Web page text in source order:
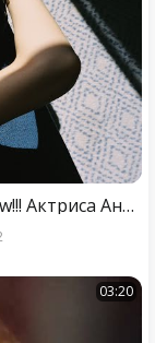
Реклама для отеля Ritz Carlton Moscow!!! Актриса Анастасия Светличная и актёр Дмитрий Лыткин!
03:20